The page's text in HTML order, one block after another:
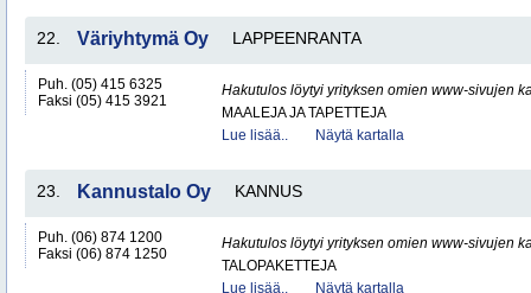
22. Väriyhtymä Oy LAPPEENRANTA
Puh. (05) 415 6325
Faksi (05) 415 3921
Hakutulos löytyi yrityksen omien www-sivujen
MAALEJA JA TAPETTEJA
Lue lisää..
Näytä kartalla
23. Kannustalo Oy KANNUS
Puh. (06) 874 1200
Faksi (06) 874 1250
Hakutulos löytyi yrityksen omien www-sivujen
TALOPAKETTEJA
Lue lisää..
Näytä kartalla